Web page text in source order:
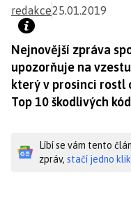
redakce25.01.2019
Nejnovější zpráva
upozorňuje na
který v prosinci rostl
Top 10 škodlivých
Líbí se vám tento
zpráv, stačí jedno